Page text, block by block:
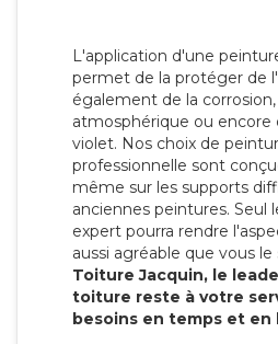
L'application d'une
permet de la protéger de
également de la
atmosphérique ou encore
violet. Nos choix de
professionnelle sont
même sur les supports
anciennes peintures. Seul
expert pourra rendre
aussi agréable que vous le
Toiture Jacquin, le
toiture reste à votre
besoins en temps et en